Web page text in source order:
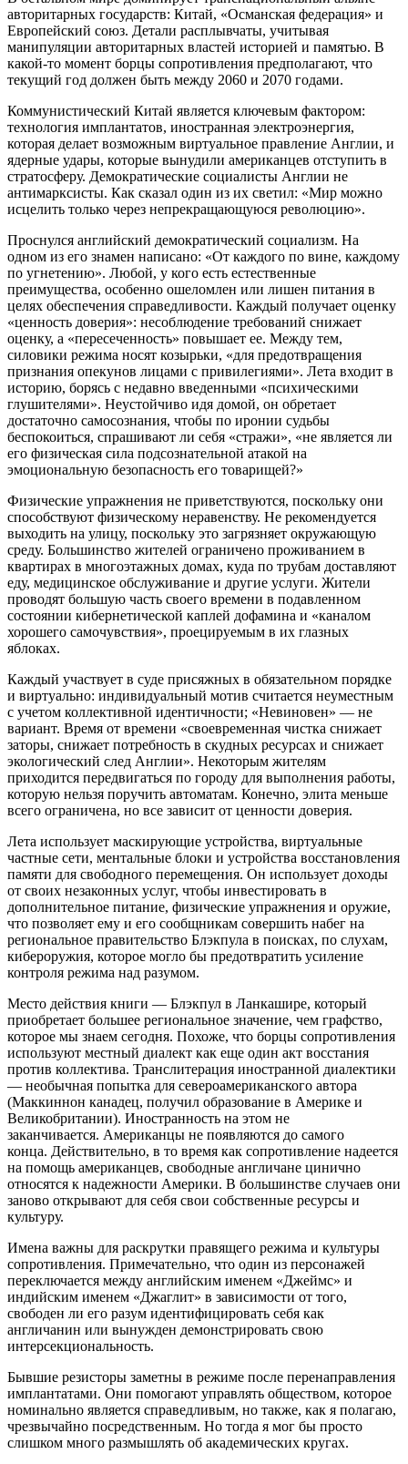
авторитарных государств: Китай, «Османская федерация» и
Европейский союз. Детали расплывчаты, учитывая
манипуляции авторитарных властей историей и памятью. В
какой-то момент борцы сопротивления предполагают, что
текущий год должен быть между 2060 и 2070 годами.
Коммунистический Китай является ключевым фактором:
технология имплантатов, иностранная электроэнергия,
которая делает возможным виртуальное правление Англии, и
ядерные удары, которые вынудили американцев отступить в
стратосферу. Демократические социалисты Англии не
антимарксисты. Как сказал один из их светил: «Мир можно
исцелить только через непрекращающуюся революцию».
Проснулся английский демократический социализм. На
одном из его знамен написано: «От каждого по вине, каждому
по угнетению». Любой, у кого есть естественные
преимущества, особенно ошеломлен или лишен питания в
целях обеспечения справедливости. Каждый получает оценку
«ценность доверия»: несоблюдение требований снижает
оценку, а «пересеченность» повышает ее. Между тем,
силовики режима носят козырьки, «для предотвращения
признания опекунов лицами с привилегиями». Лета входит в
историю, борясь с недавно введенными «психическими
глушителями». Неустойчиво идя домой, он обретает
достаточно самосознания, чтобы по иронии судьбы
беспокоиться, спрашивают ли себя «стражи», «не является ли
его физическая сила подсознательной атакой на
эмоциональную безопасность его товарищей?»
Физические упражнения не приветствуются, поскольку они
способствуют физическому неравенству. Не рекомендуется
выходить на улицу, поскольку это загрязняет окружающую
среду. Большинство жителей ограничено проживанием в
квартирах в многоэтажных домах, куда по трубам доставляют
еду, медицинское обслуживание и другие услуги. Жители
проводят большую часть своего времени в подавленном
состоянии кибернетической каплей дофамина и «каналом
хорошего самочувствия», проецируемым в их глазных
яблоках.
Каждый участвует в суде присяжных в обязательном порядке
и виртуально: индивидуальный мотив считается неуместным
с учетом коллективной идентичности; «Невиновен» — не
вариант. Время от времени «своевременная чистка снижает
заторы, снижает потребность в скудных ресурсах и снижает
экологический след Англии». Некоторым жителям
приходится передвигаться по городу для выполнения работы,
которую нельзя поручить автоматам. Конечно, элита меньше
всего ограничена, но все зависит от ценности доверия.
Лета использует маскирующие устройства, виртуальные
частные сети, ментальные блоки и устройства восстановления
памяти для свободного перемещения. Он использует доходы
от своих незаконных услуг, чтобы инвестировать в
дополнительное питание, физические упражнения и оружие,
что позволяет ему и его сообщникам совершить набег на
региональное правительство Блэкпула в поисках, по слухам,
кибероружия, которое могло бы предотвратить усиление
контроля режима над разумом.
Место действия книги — Блэкпул в Ланкашире, который
приобретает большее региональное значение, чем графство,
которое мы знаем сегодня. Похоже, что борцы сопротивления
используют местный диалект как еще один акт восстания
против коллектива. Транслитерация иностранной диалектики
— необычная попытка для североамериканского автора
(Маккиннон канадец, получил образование в Америке и
Великобритании). Иностранность на этом не
заканчивается. Американцы не появляются до самого
конца. Действительно, в то время как сопротивление надеется
на помощь американцев, свободные англичане цинично
относятся к надежности Америки. В большинстве случаев они
заново открывают для себя свои собственные ресурсы и
культуру.
Имена важны для раскрутки правящего режима и культуры
сопротивления. Примечательно, что один из персонажей
переключается между английским именем «Джеймс» и
индийским именем «Джаглит» в зависимости от того,
свободен ли его разум идентифицировать себя как
англичанин или вынужден демонстрировать свою
интерсекциональность.
Бывшие резисторы заметны в режиме после перенаправления
имплантатами. Они помогают управлять обществом, которое
номинально является справедливым, но также, как я полагаю,
чрезвычайно посредственным. Но тогда я мог бы просто
слишком много размышлять об академических кругах.